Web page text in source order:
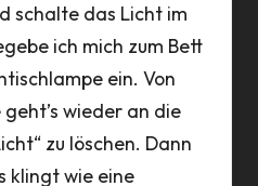
schalte das Licht im
ich mich zum Bett
ein. Von
wieder an die
zu löschen. Dann
klingt wie eine